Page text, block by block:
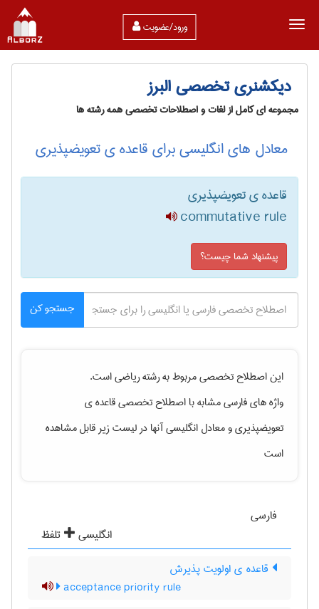
ورود/عضویت
دیکشنری تخصصی البرز
مجموعه ای کامل از لغات و اصطلاحات تخصصی همه رشته ها
معادل های انگلیسی برای قاعده ی تعویضپذیری
قاعده ی تعویضپذیری
commutative rule
پیشنهاد شما چیست؟
جستجو کن
این اصطلاح تخصصی مربوط به رشتهرياضیاست.
واژه های فارسی مشابه با اصطلاح تخصصیقاعده ی
تعویضپذیریو معادل انگلیسی آنها در لیست زیر قابل مشاهده
است
فارسی
انگلیسی
تلفظ
قاعده ی اولویت پذیرش
acceptance priority rule